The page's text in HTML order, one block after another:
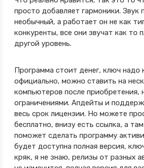
просто добавляет гармоники. Звук
необычный, а работает он не как
конкуренты, все они звучат как то
другой уровень.
Программа стоит денег, ключ надо
официально, можно ставить на
компьютеров после приобретения,
ограничениями. Апдейты и
весь срок лицензии. Но можете
бесплатно, внизу есть ссылка, а
поможет сделать программу
будет доступна полная версия,
кряк, я не знаю, релизы от разных